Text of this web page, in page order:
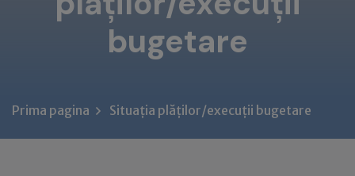
bugetare
Prima pagina Situația plăților/execuții bugetare